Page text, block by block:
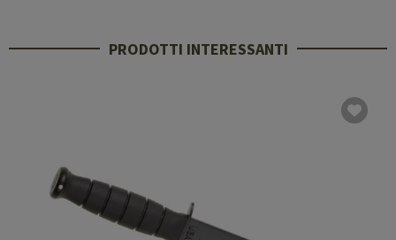
PRODOTTI INTERESSANTI